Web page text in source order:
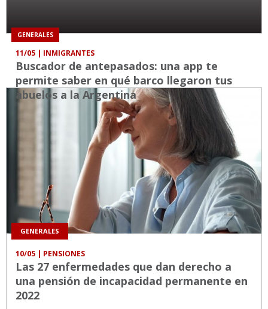
GENERALES
11/05 | INMIGRANTES
Buscador de antepasados: una app te
permite saber en qué barco llegaron tus
abuelos a la Argentina
GENERALES
10/05 | PENSIONES
Las 27 enfermedades que dan derecho a
una pensión de incapacidad permanente en
2022